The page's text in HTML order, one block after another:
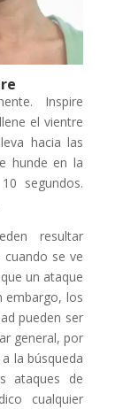
Inspire
el vientre
hacia las
hunde en la
segundos.
resultar
se ve
un ataque
embargo, los
pueden ser
general, por
la búsqueda
ataques de
cualquier